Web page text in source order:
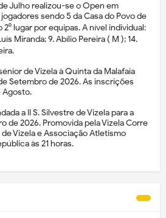
Julho realizou-se o Open em
sendo 5 da Casa do Povo de
lugar por equipas. A nível individual:
Miranda; 9. Abílio Pereira ( M ); 14.
de Vizela à Quinta da Malafaia
Setembro de 2026. As inscrições
Agosto.
a II S. Silvestre de Vizela para a
de 2026. Promovida pela Vizela Corre
Vizela e Associação Atletismo
às 21 horas.